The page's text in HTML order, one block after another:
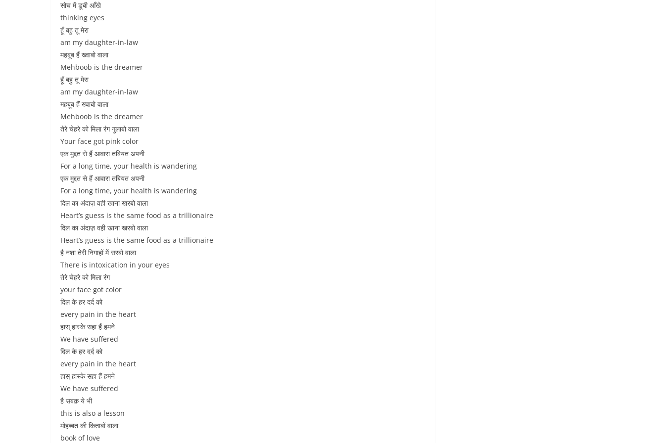
सोच में डूबी आँखे
thinking eyes
हूँ बहु तू मेरा
am my daughter-in-law
महबूब हैं ख्वाबो वाला
Mehboob is the dreamer
हूँ बहु तू मेरा
am my daughter-in-law
महबूब हैं ख्वाबो वाला
Mehboob is the dreamer
तेरे चेहरे को मिला रंग गुलाबो वाला
Your face got pink color
एक मुद्दत से हैं आवारा तबियत अपनी
For a long time, your health is wandering
एक मुद्दत से हैं आवारा तबियत अपनी
For a long time, your health is wandering
दिल का अंदाज़ वही खाना खरबो वाला
Heart’s guess is the same food as a trillionaire
दिल का अंदाज़ वही खाना खरबो वाला
Heart’s guess is the same food as a trillionaire
है नशा तेरी निगाहों में सरबो वाला
There is intoxication in your eyes
तेरे चेहरे को मिला रंग
your face got color
दिल के हर दर्द को
every pain in the heart
हास् हास्के सहा हैं हमने
We have suffered
दिल के हर दर्द को
every pain in the heart
हास् हास्के सहा हैं हमने
We have suffered
है सबक़ ये भी
this is also a lesson
मोहब्बत की किताबों वाला
book of love